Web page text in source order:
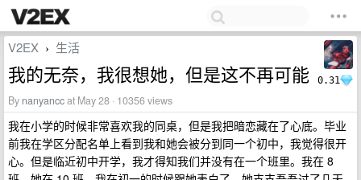
0.31
V2EX › 生活
我的无奈，我很想她，但是这不再可能
By nanyanccat May 28 · 10356 views
我在小学的时候非常喜欢我的同桌，但是我把暗恋藏在了心底。毕业
前我在学区分配名单上看到我和她会被分到同一个初中，我觉得很开
心。但是临近初中开学，我才得知我们并没有在一个班里。我在 8